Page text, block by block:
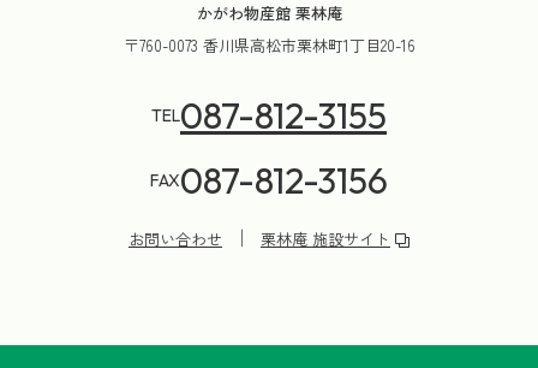
かがわ物産館 栗林庵
〒760-0073 香川県高松市栗林町1丁目20-16
TEL087-812-3155
FAX087-812-3156
お問い合わせ 栗林庵 施設サイト